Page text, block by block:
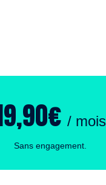
/ mois
Sans engagement.